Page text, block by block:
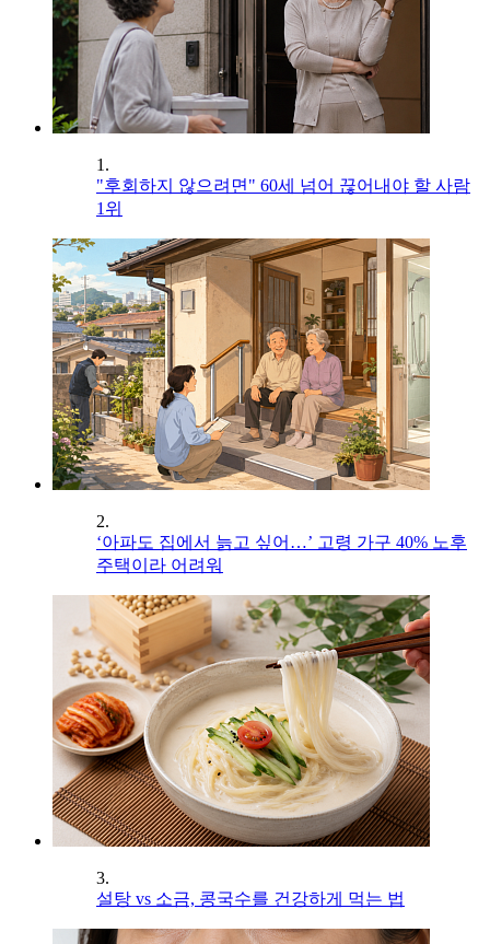
1.
"후회하지 않으려면" 60세 넘어 끊어내야 할 사람
1위
2.
‘아파도 집에서 늙고 싶어…’ 고령 가구 40% 노후
주택이라 어려워
3.
설탕 vs 소금, 콩국수를 건강하게 먹는 법